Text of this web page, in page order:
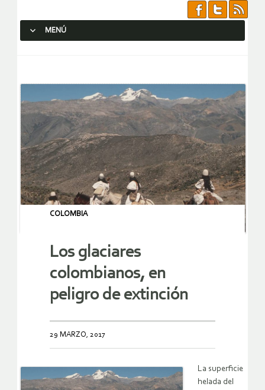
MENÚ
COLOMBIA
Los glaciares
colombianos, en
peligro de extinción
29 MARZO, 2017
La superficie
helada del